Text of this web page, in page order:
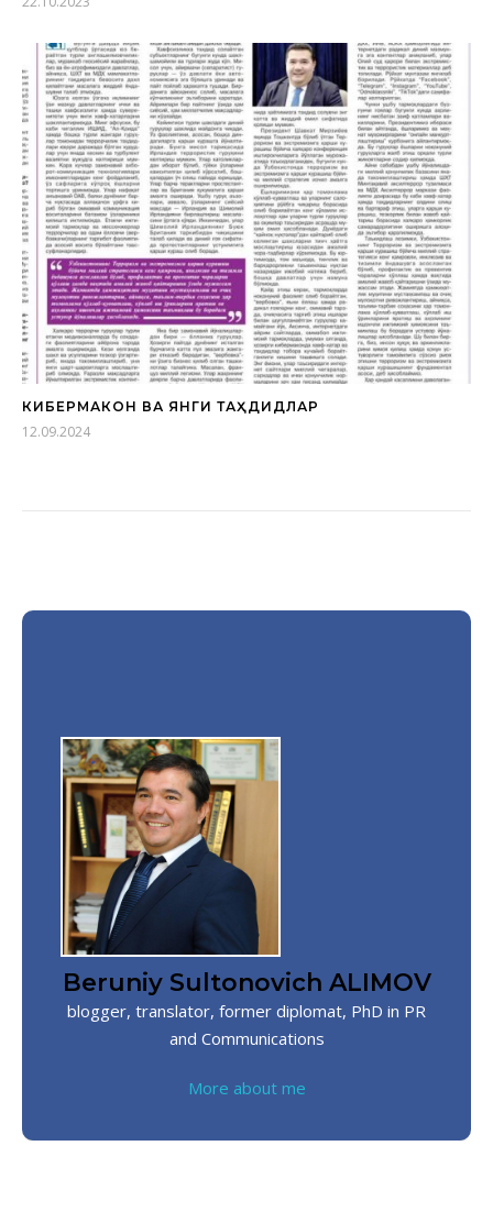
КИБЕРМАКОН ВА ЯНГИ ТАҲДИДЛАР
12.09.2024
Beruniy Sultonovich ALIMOV
blogger, translator, former diplomat, PhD in PR
and Communications
More about me